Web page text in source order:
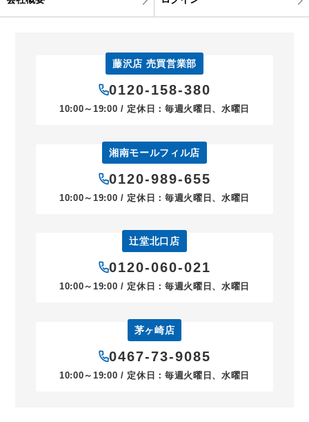
藤沢店 売買営業部
0120-158-380
10:00～19:00 / 定休日：毎週火曜日、水曜日
湘南モールフィル店
0120-989-655
10:00～19:00 / 定休日：毎週火曜日、水曜日
辻堂北口店
0120-060-021
10:00～19:00 / 定休日：毎週火曜日、水曜日
茅ヶ崎店
0467-73-9085
10:00～19:00 / 定休日：毎週火曜日、水曜日